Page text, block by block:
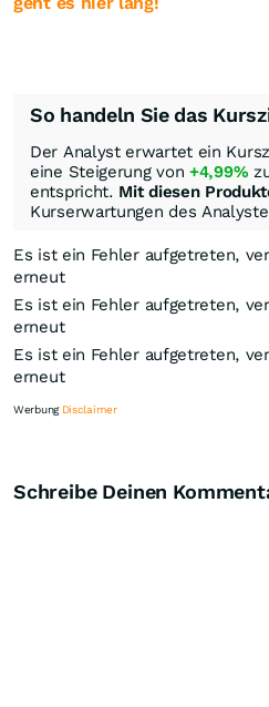
So handeln Sie das
Der Analyst erwartet ein
eine Steigerung von +4,99%
entspricht. Mit diesen
Kurserwartungen des
Es ist ein Fehler aufgetreten,
erneut
Es ist ein Fehler aufgetreten,
erneut
Es ist ein Fehler aufgetreten,
erneut
Werbung Disclaimer
Schreibe Deinen